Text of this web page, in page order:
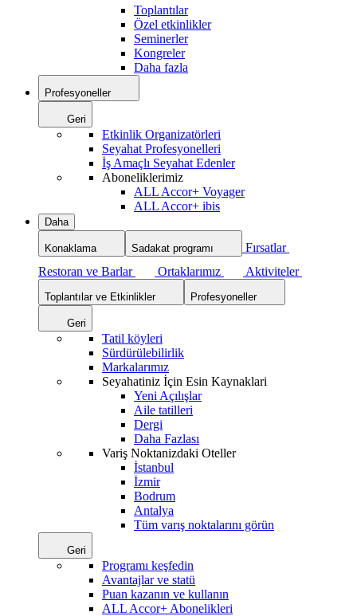
Toplantılar
Özel etkinlikler
Seminerler
Kongreler
Daha fazla
Profesyoneller
Geri
Etkinlik Organizatörleri
Seyahat Profesyonelleri
İş Amaçlı Seyahat Edenler
Aboneliklerimiz
ALL Accor+ Voyager
ALL Accor+ ibis
Daha
Konaklama Sadakat programı
Fırsatlar
Restoran ve Barlar
Ortaklarımız Aktiviteler
Toplantılar ve Etkinlikler Profesyoneller
Geri
Tatil köyleri
Sürdürülebilirlik
Markalarımız
Seyahatiniz İçin Esin Kaynaklari
Yeni Açılışlar
Aile tatilleri
Dergi
Daha Fazlası
Variş Noktanizdaki Oteller
İstanbul
İzmir
Bodrum
Antalya
Tüm varış noktalarını görün
Geri
Programı keşfedin
Avantajlar ve statü
Puan kazanın ve kullanın
ALL Accor+ Abonelikleri